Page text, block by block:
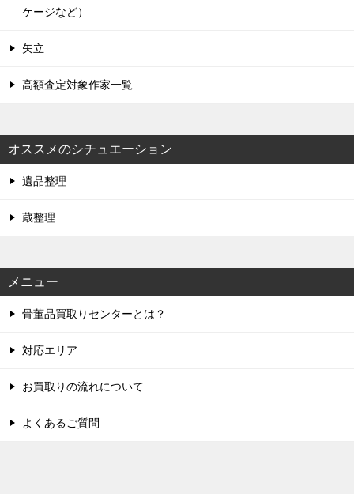
ケージなど）
矢立
高額査定対象作家一覧
オススメのシチュエーション
遺品整理
蔵整理
メニュー
骨董品買取りセンターとは？
対応エリア
お買取りの流れについて
よくあるご質問